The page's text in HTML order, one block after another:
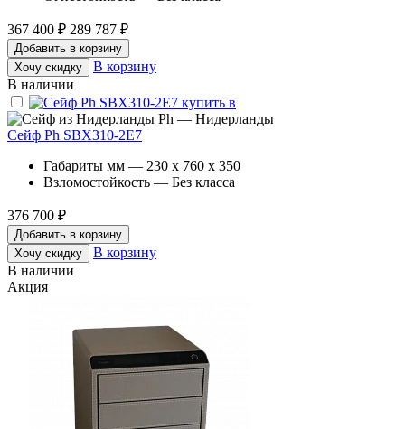
367 400 ₽ 289 787 ₽
Добавить в корзину
Хочу скидку
В корзину
В наличии
Ph — Нидерланды
Сейф Ph SBX310-2E7
Габариты мм — 230 x 760 x 350
Взломостойкость — Без класса
376 700 ₽
Добавить в корзину
Хочу скидку
В корзину
В наличии
Акция